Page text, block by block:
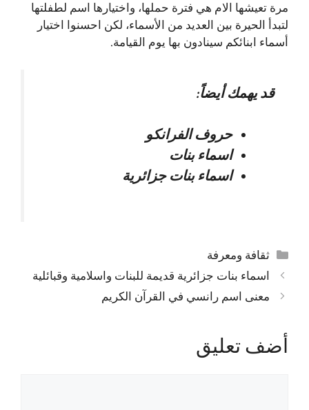
مرة تعيشها الام هي فترة حملها، واختيارها اسم لطفلتها
لتبدأ الحيرة بين العديد من الأسماء، لكن احسنوا اختيار
أسماء ابنائكم سينادون بها يوم القيامة.
قد يهمك أيضاً:
حروف الفرانكو
اسماء بنات
اسماء بنات جزائرية
التصنيفات
ثقافة ومعرفة
اسماء بنات جزائرية قديمة للبنات واسلامية وقبائلية
معنى اسم رانسي في القرآن الكريم
أضف تعليق